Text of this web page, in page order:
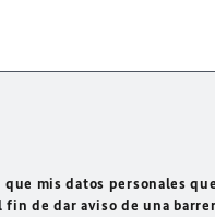
mis datos personales
de dar aviso de una